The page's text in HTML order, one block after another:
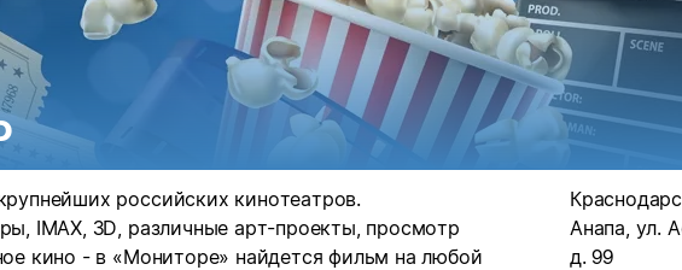
российских кинотеатров.
IMAX, 3D, различные арт-проекты, просмотр
кино - в «Мониторе» найдется фильм на любой
Анапа, ул.
д. 99